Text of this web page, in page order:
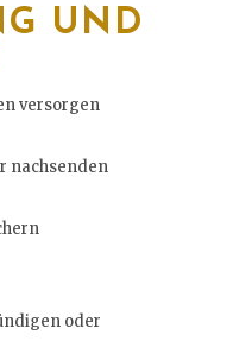
UND
versorgen
nachsenden
oder